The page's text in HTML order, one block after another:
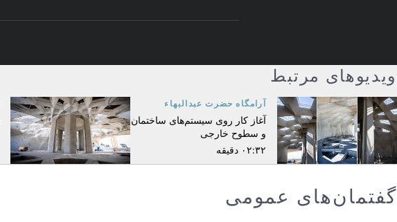
ویدیوهای مرتبط
آرامگاه حضرت عبدالبهاء
آغاز کار روی سیستم‌های ساختمان
و سطوح خارجی
۰۲:۳۲ دقیقه
گفتمان‌های عمومی